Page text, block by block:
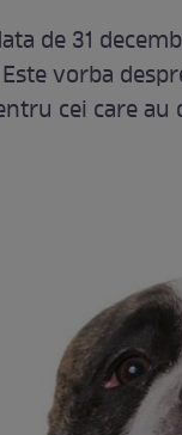
de 31
vorba
cei care au